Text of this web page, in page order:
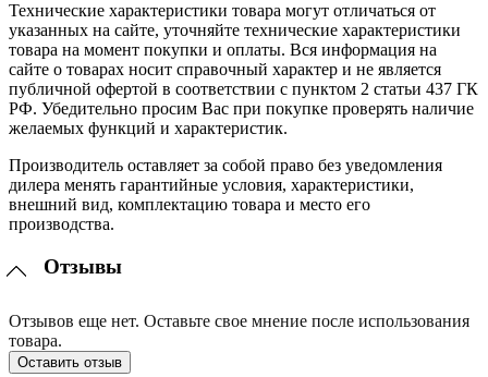
Технические характеристики товара могут отличаться от
указанных на сайте, уточняйте технические характеристики
товара на момент покупки и оплаты. Вся информация на
сайте о товарах носит справочный характер и не является
публичной офертой в соответствии с пунктом 2 статьи 437 ГК
РФ. Убедительно просим Вас при покупке проверять наличие
желаемых функций и характеристик.
Производитель оставляет за собой право без уведомления
дилера менять гарантийные условия, характеристики,
внешний вид, комплектацию товара и место его
производства.
Отзывы
Отзывов еще нет. Оставьте свое мнение после использования
товара.
Оставить отзыв